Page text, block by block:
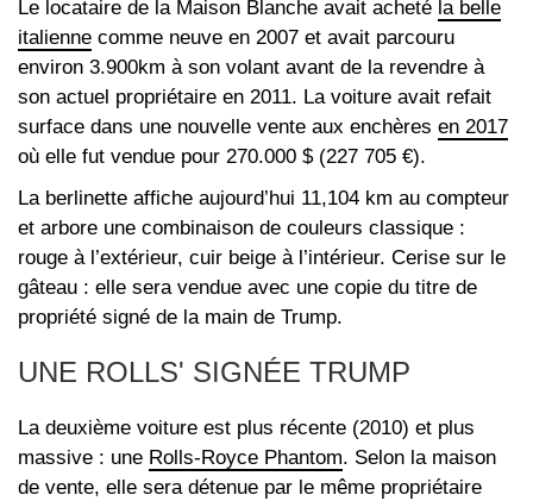
Le locataire de la Maison Blanche avait acheté la belle
italienne comme neuve en 2007 et avait parcouru
environ 3.900km à son volant avant de la revendre à
son actuel propriétaire en 2011. La voiture avait refait
surface dans une nouvelle vente aux enchères en 2017
où elle fut vendue pour 270.000 $ (227 705 €).
La berlinette affiche aujourd’hui 11,104 km au compteur
et arbore une combinaison de couleurs classique :
rouge à l’extérieur, cuir beige à l’intérieur. Cerise sur le
gâteau : elle sera vendue avec une copie du titre de
propriété signé de la main de Trump.
UNE ROLLS' SIGNÉE TRUMP
La deuxième voiture est plus récente (2010) et plus
massive : une Rolls-Royce Phantom. Selon la maison
de vente, elle sera détenue par le même propriétaire